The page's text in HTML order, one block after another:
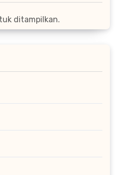
ditampilkan.